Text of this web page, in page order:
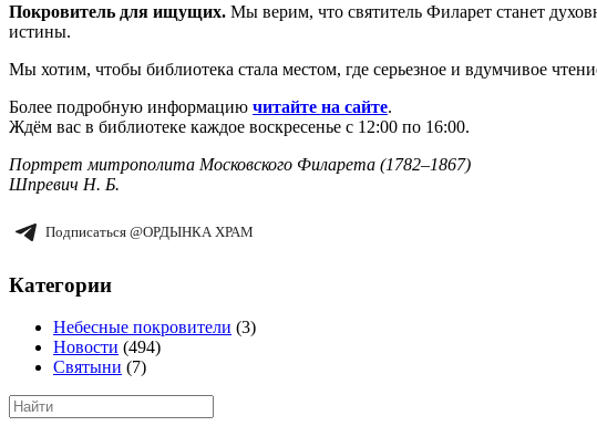
Покровитель для ищущих. Мы верим, что святитель Филарет станет
истины.
Мы хотим, чтобы библиотека стала местом, где серьезное и вдумчивое
Более подробную информацию читайте на сайте.
Ждём вас в библиотеке каждое воскресенье с 12:00 по 16:00.
Портрет митрополита Московского Филарета (1782‒1867)
Шпревич H. Б.
Подписаться @ОРДЫНКА ХРАМ
Категории
Небесные покровители (3)
Новости (494)
Святыни (7)